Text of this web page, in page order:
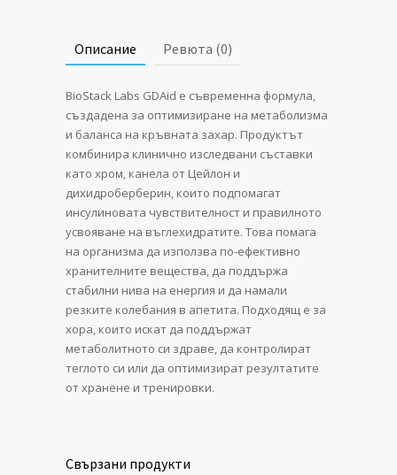
Описание Ревюта (0)
BioStack Labs GDAid е съвременна формула,
създадена за оптимизиране на метаболизма
и баланса на кръвната захар. Продуктът
комбинира клинично изследвани съставки
като хром, канела от Цейлон и
дихидроберберин, които подпомагат
инсулиновата чувствителност и правилното
усвояване на въглехидратите. Това помага
на организма да използва по-ефективно
хранителните вещества, да поддържа
стабилни нива на енергия и да намали
резките колебания в апетита. Подходящ е за
хора, които искат да поддържат
метаболитното си здраве, да контролират
теглото си или да оптимизират резултатите
от хранене и тренировки.
Свързани продукти